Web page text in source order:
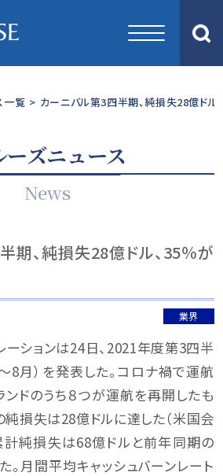
一覧 > カーニバル第3四半期、純損失28億ドル
ーズニュース
News
期、純損失28億ドル、35％が
業界
ーションは24日、2021年度第3四半
8月）を発表した。コロナ禍で運航
ドのうち８つが運航を再開したも
純損失は28億ドルに達した（米国会
計純損失は68億ドルと前年同期の
。月間平均キャッシュバーンレート